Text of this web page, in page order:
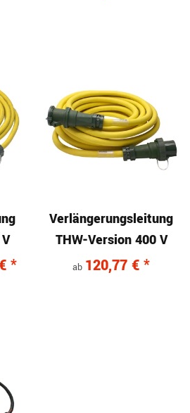
*
Verlängerungsleitung
THW-Version 400 V
ab 120,77 € *